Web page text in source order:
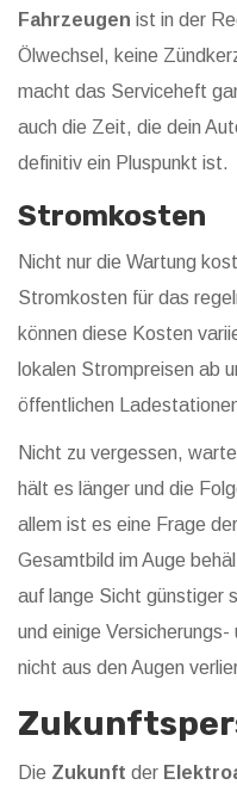
Fahrzeugen ist in der
Ölwechsel, keine
macht das Serviceheft
auch die Zeit, die dein
definitiv ein Pluspunkt ist.
Stromkosten
Nicht nur die Wartung
Stromkosten für das
können diese Kosten
lokalen Strompreisen ab
öffentlichen
Nicht zu vergessen,
hält es länger und die
allem ist es eine Frage
Gesamtbild im Auge
auf lange Sicht günstiger
und einige
nicht aus den Augen
Die Zukunft der